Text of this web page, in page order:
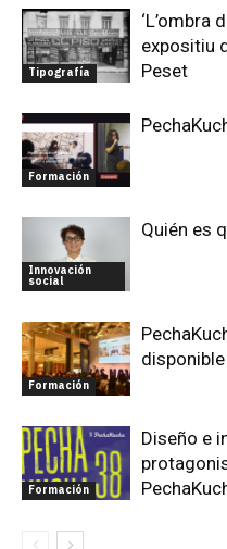
Tipografía
‘L’ombra
expositiu
Peset
Formación
Innovación
social
Quién es
Formación
Formación
Diseño e